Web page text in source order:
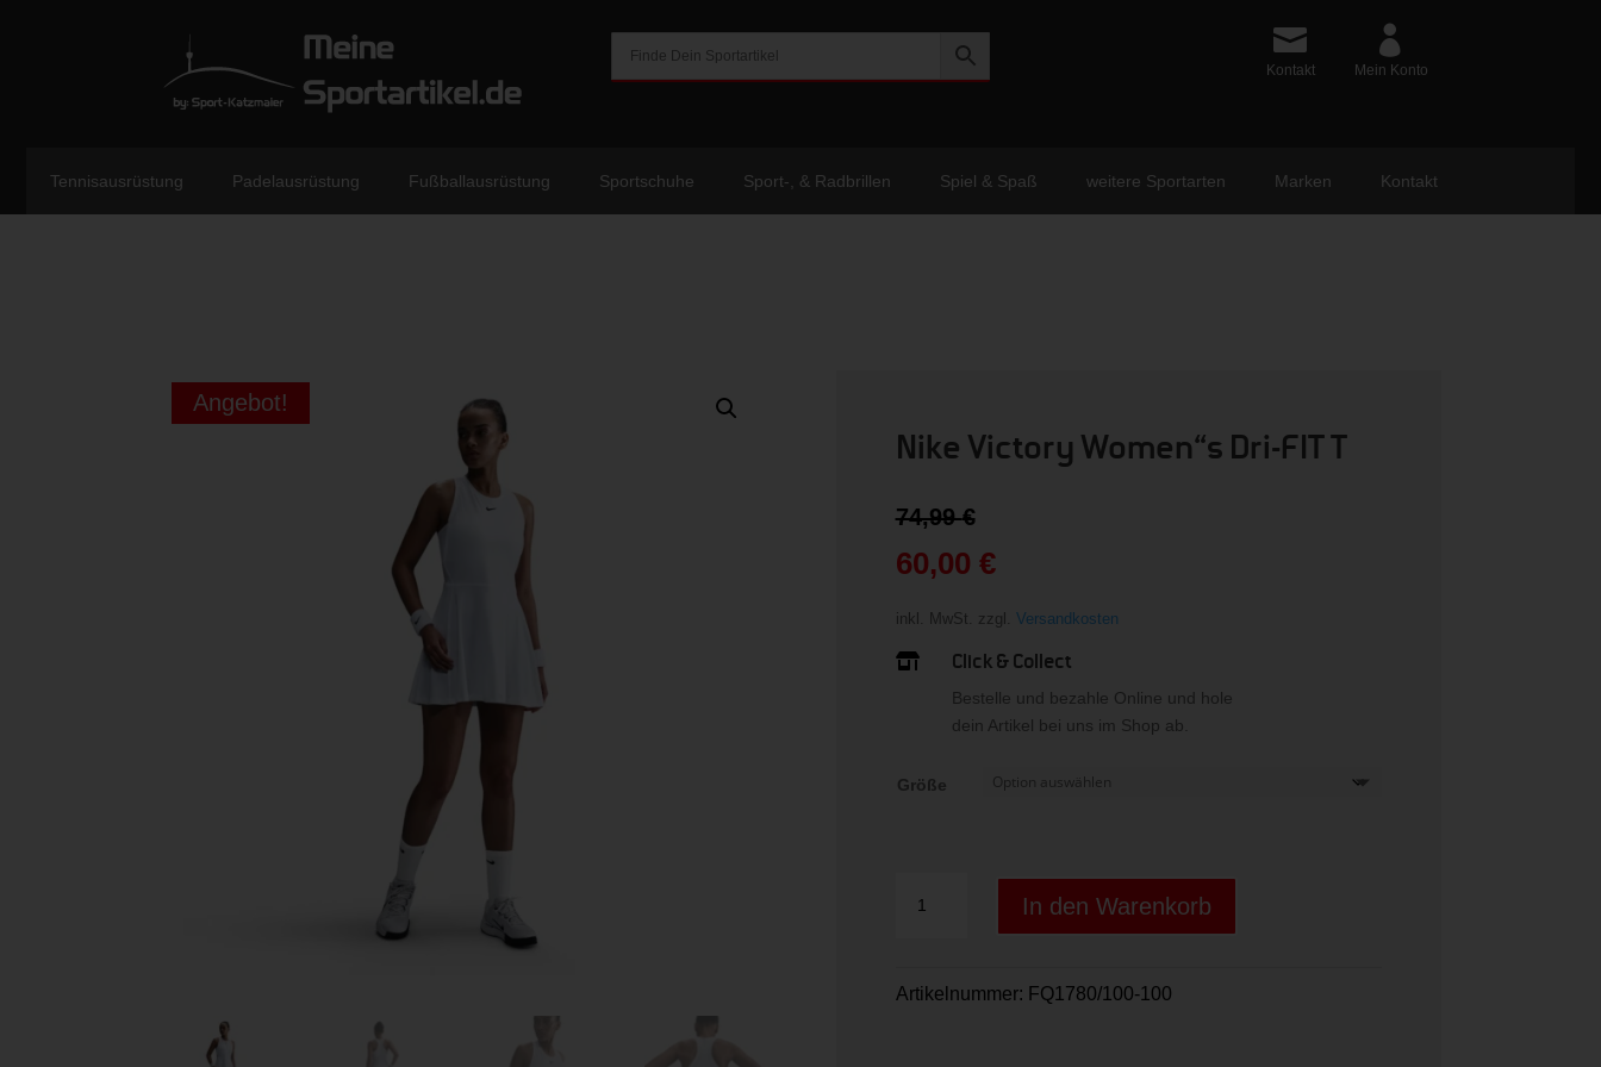
Kontakt Mein Konto
Tennisausrüstung Padelausrüstung Fußballausrüstung Sportschuhe Sport-, & Radbrillen Spiel & Spaß weitere Sportarten Marken Kontakt
Angebot!
Nike Victory Women“s Dri-FIT T
74,99€Preis
war:
74,99 €
60,00 €
Aktueller
Preis
ist:
60,00 €.
inkl. MwSt. zzgl. Versandkosten
 Click & Collect
Bestelle und bezahle Online und hole
dein Artikel bei uns im Shop ab.
Größe
Victory
FIT
In den Warenkorb
Artikelnummer: FQ1780/100-100